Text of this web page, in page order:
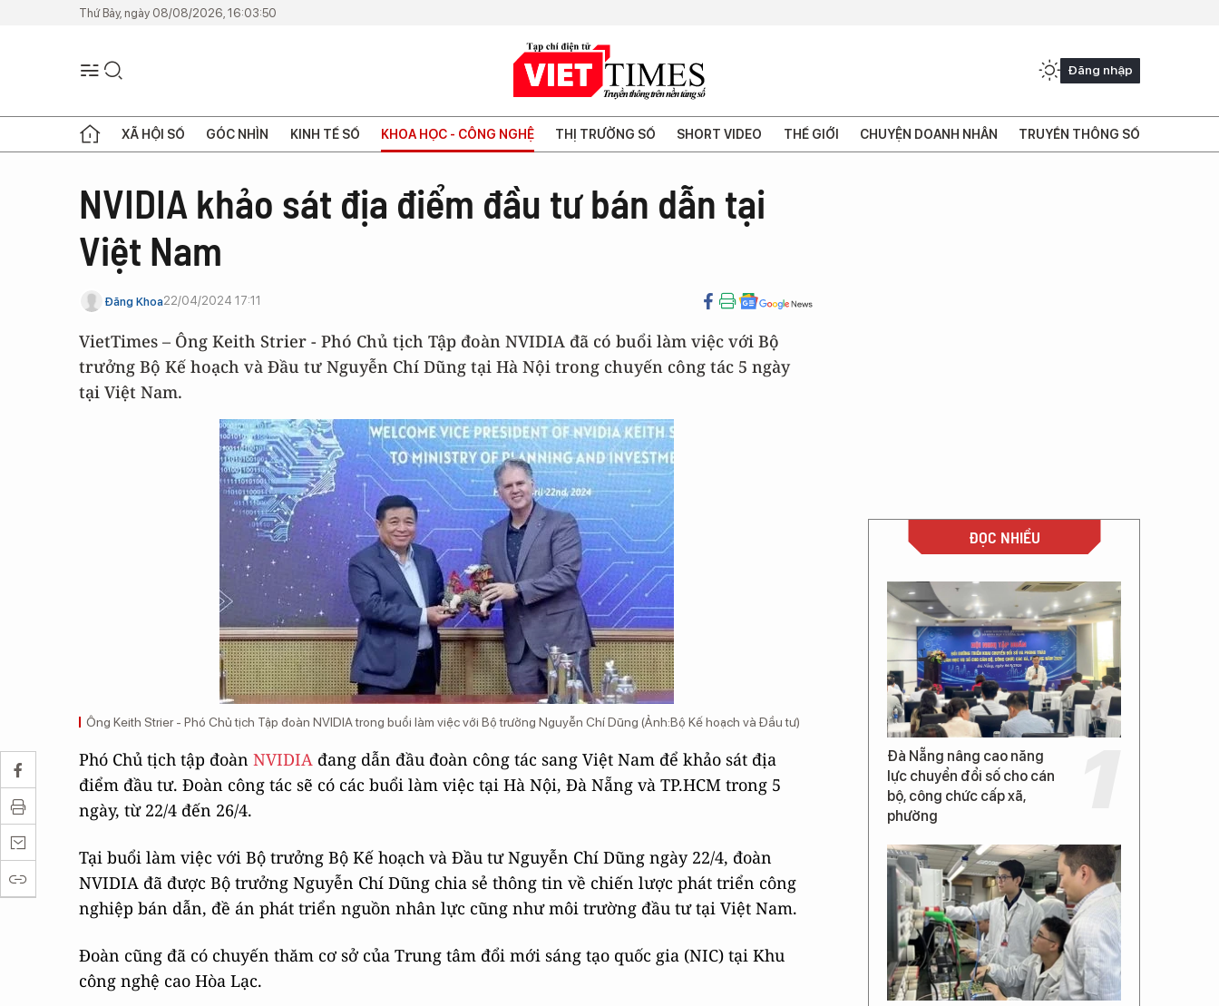
Thứ Bảy, ngày 08/08/2026, 16:03:50
Đăng nhập
XÃ HỘI SỐ GÓC NHÌN KINH TẾ SỐ KHOA HỌC - CÔNG NGHỆ THỊ TRƯỜNG SỐ SHORT VIDEO THẾ GIỚI CHUYỆN DOANH NHÂN TRUYỀN THÔNG SỐ
NVIDIA khảo sát địa điểm đầu tư bán dẫn tại
Việt Nam
Đăng Khoa22/04/2024 17:11
VietTimes – Ông Keith Strier - Phó Chủ tịch Tập đoàn NVIDIA đã có buổi làm việc với Bộ
trưởng Bộ Kế hoạch và Đầu tư Nguyễn Chí Dũng tại Hà Nội trong chuyến công tác 5 ngày
tại Việt Nam.
Ông Keith Strier - Phó Chủ tịch Tập đoàn NVIDIA trong buổi làm việc với Bộ trưởng Nguyễn Chí Dũng (Ảnh:Bộ Kế hoạch và Đầu tư)
Phó Chủ tịch tập đoàn NVIDIA đang dẫn đầu đoàn công tác sang Việt Nam để khảo sát địa
điểm đầu tư. Đoàn công tác sẽ có các buổi làm việc tại Hà Nội, Đà Nẵng và TP.HCM trong 5
ngày, từ 22/4 đến 26/4.
Tại buổi làm việc với Bộ trưởng Bộ Kế hoạch và Đầu tư Nguyễn Chí Dũng ngày 22/4, đoàn
NVIDIA đã được Bộ trưởng Nguyễn Chí Dũng chia sẻ thông tin về chiến lược phát triển công
nghiệp bán dẫn, đề án phát triển nguồn nhân lực cũng như môi trường đầu tư tại Việt Nam.
Đoàn cũng đã có chuyến thăm cơ sở của Trung tâm đổi mới sáng tạo quốc gia (NIC) tại Khu
công nghệ cao Hòa Lạc.
ĐỌC NHIỀU
Đà Nẵng nâng cao năng
lực chuyển đổi số cho cán
bộ, công chức cấp xã,
phường